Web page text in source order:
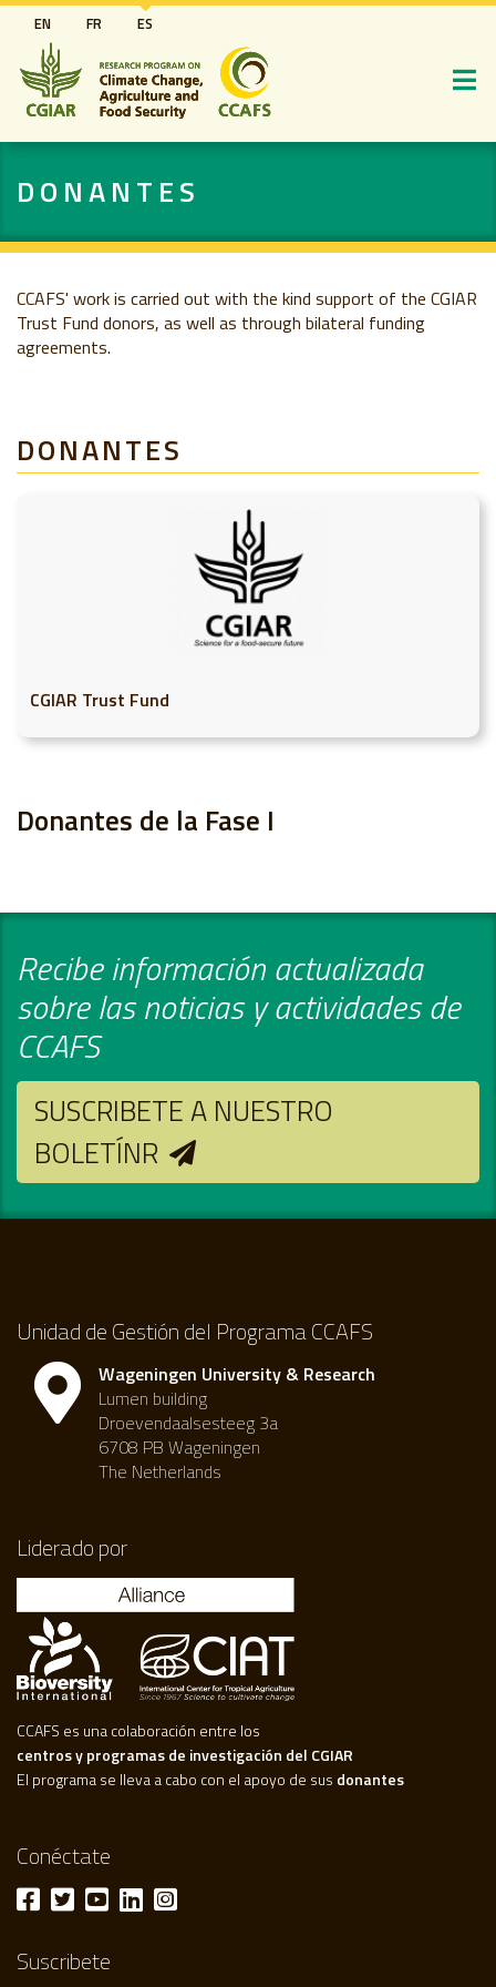
Pasar
al
contenido
principal
EN FR ES
DONANTES
CCAFS' work is carried out with the kind support of the CGIAR
Trust Fund donors, as well as through bilateral funding
agreements.
DONANTES
CGIAR Trust Fund
Donantes de la Fase I
Recibe información actualizada
sobre las noticias y actividades de
CCAFS
SUSCRIBETE A NUESTRO
BOLETÍNR
Unidad de Gestión del Programa CCAFS
Wageningen University & Research
Lumen building
Droevendaalsesteeg 3a
6708 PB Wageningen
The Netherlands
Liderado por
CCAFS es una colaboración entre los
centros y programas de investigación del CGIAR
El programa se lleva a cabo con el apoyo de sus donantes
Conéctate
Suscribete